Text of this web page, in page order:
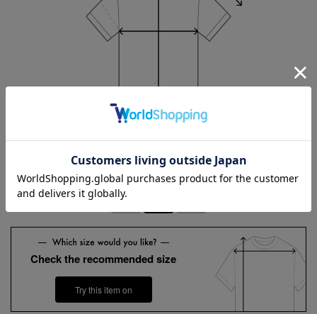
3L
Check the recommended size
Try this item on